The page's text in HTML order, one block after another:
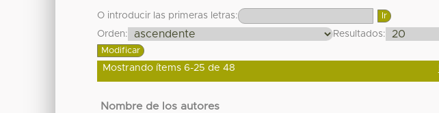
O introducir las primeras letras:
Orden:
Resultados:
Mostrando ítems 6-25 de 48
Nombre de los autores